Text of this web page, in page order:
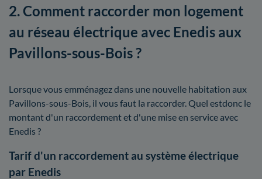
2. Comment raccorder mon logement
au réseau électrique avec Enedis aux
Pavillons-sous-Bois ?
Lorsque vous emménagez dans une nouvelle habitation aux
Pavillons-sous-Bois, il vous faut la raccorder. Quel estdonc le
montant d'un raccordement et d'une mise en service avec
Enedis ?
Tarif d'un raccordement au système électrique
par Enedis